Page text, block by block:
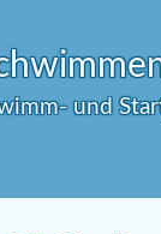
und